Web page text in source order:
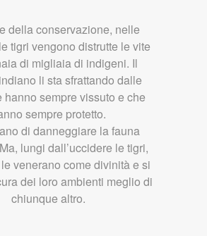
della conservazione, nelle
tigri vengono distrutte le vite
di migliaia di indigeni. Il
li sta sfrattando dalle
hanno sempre vissuto e che
sempre protetto.
di danneggiare la fauna
lungi dall’uccidere le tigri,
venerano come divinità e si
dei loro ambienti meglio di
chiunque altro.